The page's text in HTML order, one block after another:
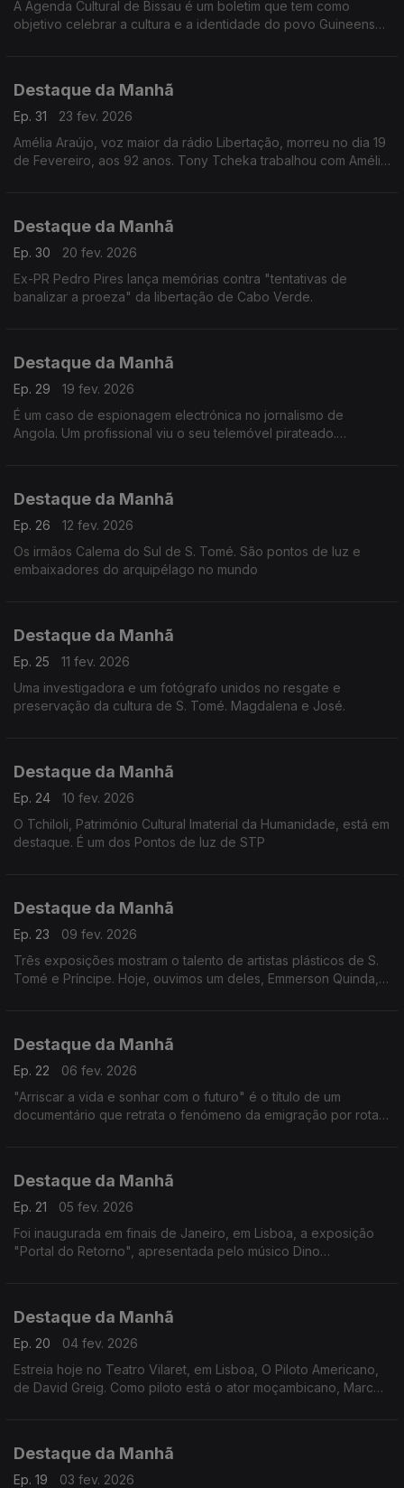
A Agenda Cultural de Bissau é um boletim que tem como
objetivo celebrar a cultura e a identidade do povo Guineense.
Destaque da Manhã
Ep. 31
23 fev. 2026
Amélia Araújo, voz maior da rádio Libertação, morreu no dia 19
de Fevereiro, aos 92 anos. Tony Tcheka trabalhou com Amélia
Destaque da Manhã
Ep. 30
20 fev. 2026
Ex-PR Pedro Pires lança memórias contra "tentativas de
banalizar a proeza" da libertação de Cabo Verde.
Destaque da Manhã
Ep. 29
19 fev. 2026
É um caso de espionagem electrónica no jornalismo de
Angola. Um profissional viu o seu telemóvel pirateado.
Destaque da Manhã
Ep. 26
12 fev. 2026
Os irmãos Calema do Sul de S. Tomé. São pontos de luz e
embaixadores do arquipélago no mundo
Destaque da Manhã
Ep. 25
11 fev. 2026
Uma investigadora e um fotógrafo unidos no resgate e
preservação da cultura de S. Tomé. Magdalena e José.
Destaque da Manhã
Ep. 24
10 fev. 2026
O Tchiloli, Património Cultural Imaterial da Humanidade, está em
destaque. É um dos Pontos de luz de STP
Destaque da Manhã
Ep. 23
09 fev. 2026
Três exposições mostram o talento de artistas plásticos de S.
Tomé e Príncipe. Hoje, ouvimos um deles, Emmerson Quinda, e
Destaque da Manhã
Ep. 22
06 fev. 2026
"Arriscar a vida e sonhar com o futuro" é o título de um
documentário que retrata o fenómeno da emigração por rotas
Destaque da Manhã
Ep. 21
05 fev. 2026
Foi inaugurada em finais de Janeiro, em Lisboa, a exposição
"Portal do Retorno", apresentada pelo músico Dino
Destaque da Manhã
Ep. 20
04 fev. 2026
Estreia hoje no Teatro Vilaret, em Lisboa, O Piloto Americano,
de David Greig. Como piloto está o ator moçambicano, Marco
Destaque da Manhã
Ep. 19
03 fev. 2026